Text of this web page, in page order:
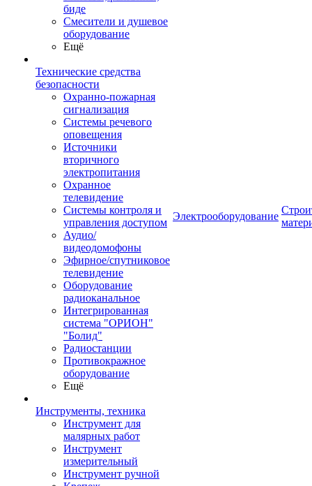
биде
Смесители и душевое
оборудование
Ещё
Технические средства
безопасности
Охранно-пожарная
сигнализация
Системы речевого
оповещения
Источники
вторичного
электропитания
Охранное
телевидение
Системы контроля и
управления доступом
Аудио/
видеодомофоны
Эфирное/спутниковое
телевидение
Оборудование
радиоканальное
Интегрированная
система "ОРИОН"
"Болид"
Радиостанции
Противокражное
оборудование
Ещё
Инструменты, техника
Инструмент для
малярных работ
Инструмент
измерительный
Инструмент ручной
Электрооборудование